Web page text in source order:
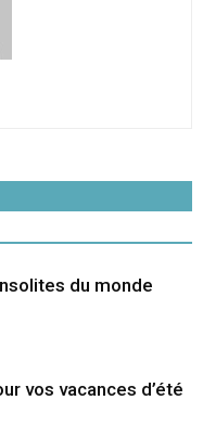
du monde
vos vacances d’été